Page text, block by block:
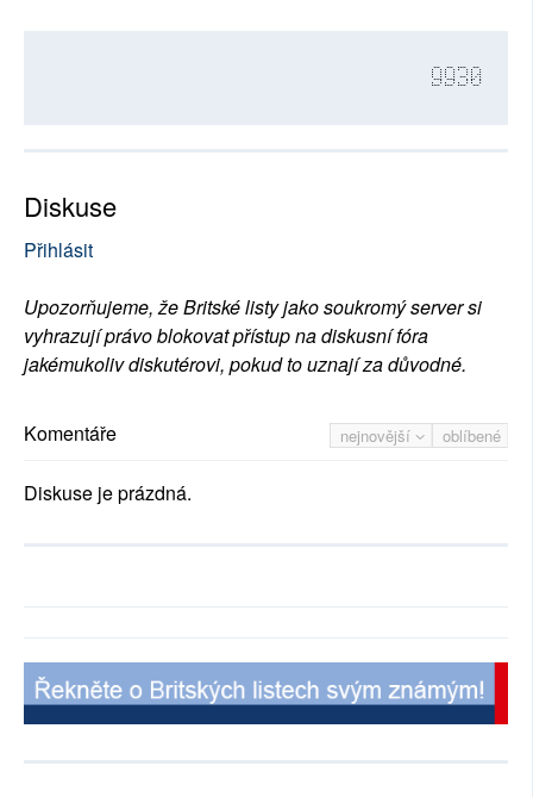
9930
Diskuse
Přihlásit
Upozorňujeme, že Britské listy jako soukromý server si
vyhrazují právo blokovat přístup na diskusní fóra
jakémukoliv diskutérovi, pokud to uznají za důvodné.
nejnovější oblíbené
Komentáře
Diskuse je prázdná.